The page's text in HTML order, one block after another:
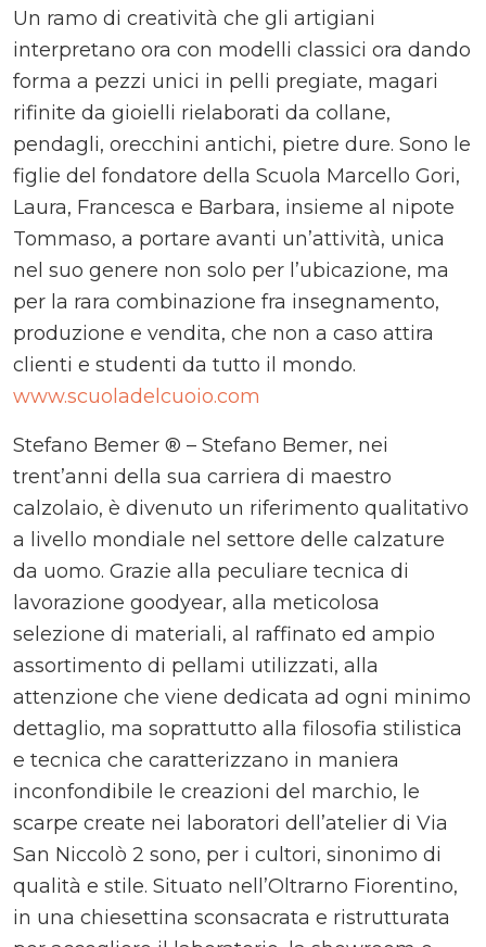
Un ramo di creatività che gli artigiani
interpretano ora con modelli classici ora dando
forma a pezzi unici in pelli pregiate, magari
rifinite da gioielli rielaborati da collane,
pendagli, orecchini antichi, pietre dure. Sono le
figlie del fondatore della Scuola Marcello Gori,
Laura, Francesca e Barbara, insieme al nipote
Tommaso, a portare avanti un’attività, unica
nel suo genere non solo per l’ubicazione, ma
per la rara combinazione fra insegnamento,
produzione e vendita, che non a caso attira
clienti e studenti da tutto il mondo.
www.scuoladelcuoio.com
Stefano Bemer ® – Stefano Bemer, nei
trent’anni della sua carriera di maestro
calzolaio, è divenuto un riferimento qualitativo
a livello mondiale nel settore delle calzature
da uomo. Grazie alla peculiare tecnica di
lavorazione goodyear, alla meticolosa
selezione di materiali, al raffinato ed ampio
assortimento di pellami utilizzati, alla
attenzione che viene dedicata ad ogni minimo
dettaglio, ma soprattutto alla filosofia stilistica
e tecnica che caratterizzano in maniera
inconfondibile le creazioni del marchio, le
scarpe create nei laboratori dell’atelier di Via
San Niccolò 2 sono, per i cultori, sinonimo di
qualità e stile. Situato nell’Oltrarno Fiorentino,
in una chiesettina sconsacrata e ristrutturata